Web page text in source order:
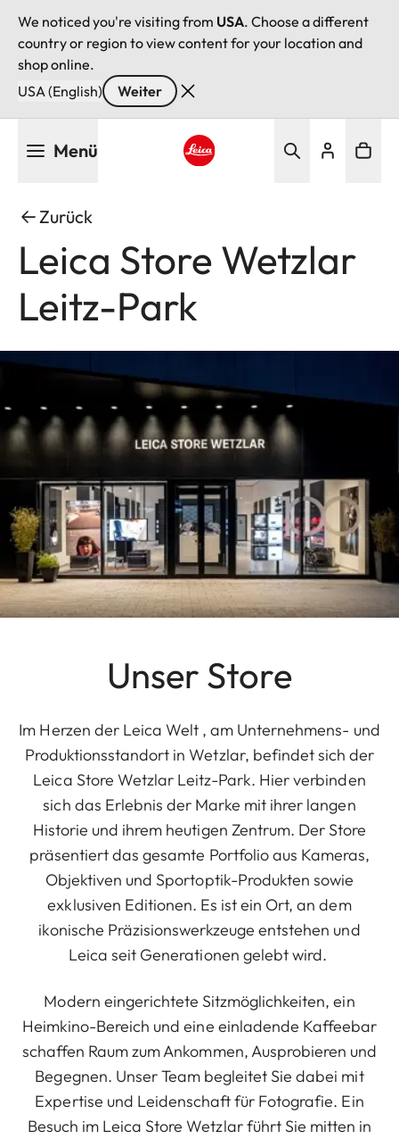
We noticed you're visiting from USA. Choose a different
country or region to view content for your location and
shop online.
USA (English)
Weiter
Menü
Zurück
Leica Store Wetzlar
Leitz-Park
Unser Store
Im Herzen der Leica Welt , am Unternehmens- und
Produktionsstandort in Wetzlar, befindet sich der
Leica Store Wetzlar Leitz-Park. Hier verbinden
sich das Erlebnis der Marke mit ihrer langen
Historie und ihrem heutigen Zentrum. Der Store
präsentiert das gesamte Portfolio aus Kameras,
Objektiven und Sportoptik-Produkten sowie
exklusiven Editionen. Es ist ein Ort, an dem
ikonische Präzisionswerkzeuge entstehen und
Leica seit Generationen gelebt wird.
Modern eingerichtete Sitzmöglichkeiten, ein
Heimkino-Bereich und eine einladende Kaffeebar
schaffen Raum zum Ankommen, Ausprobieren und
Begegnen. Unser Team begleitet Sie dabei mit
Expertise und Leidenschaft für Fotografie. Ein
Besuch im Leica Store Wetzlar führt Sie mitten in